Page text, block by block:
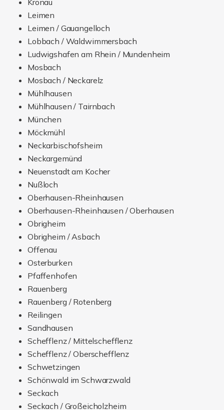
Mühlhausen
Mühlhausen / Tairnbach
München
Möckmühl
Neckarbischofsheim
Neckargemünd
Neuenstadt am Kocher
Nußloch
Oberhausen-Rheinhausen
Oberhausen-Rheinhausen / Oberhausen
Obrigheim
Obrigheim / Asbach
Offenau
Osterburken
Pfaffenhofen
Rauenberg
Rauenberg / Rotenberg
Reilingen
Sandhausen
Schefflenz / Mittelschefflenz
Schefflenz / Oberschefflenz
Schwetzingen
Schönwald im Schwarzwald
Seckach
Seckach / Großeicholzheim
Seckach / Zimmern
Sinsheim
Sinsheim / Adersbach
Sinsheim / Dühren
Sinsheim / Ehrstädt
Sinsheim / Eschelbach